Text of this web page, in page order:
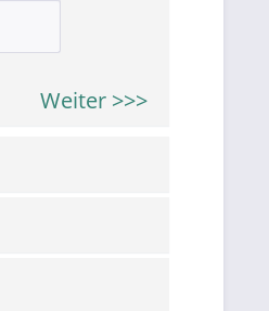
Weiter >>>